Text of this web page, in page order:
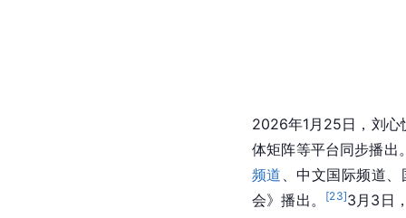
2026年1月25日，刘心
体矩阵等平台同步播出
频道 、中文国际频道
会》播出。
[23]3月3日